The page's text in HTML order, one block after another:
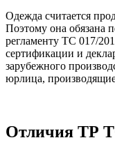
Одежда считается
Поэтому она обязана
регламенту ТС 017/
сертификации и
зарубежного
юрлица,
Отличия ТР